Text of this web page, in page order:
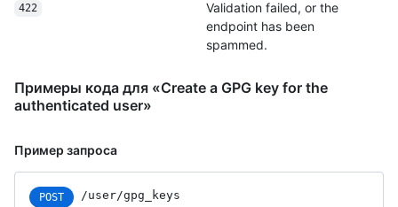
422
Validation failed, or the
endpoint has been
spammed.
Примеры кода для «Create a GPG key for the
authenticated user»
Пример запроса
POST /user/gpg_keys